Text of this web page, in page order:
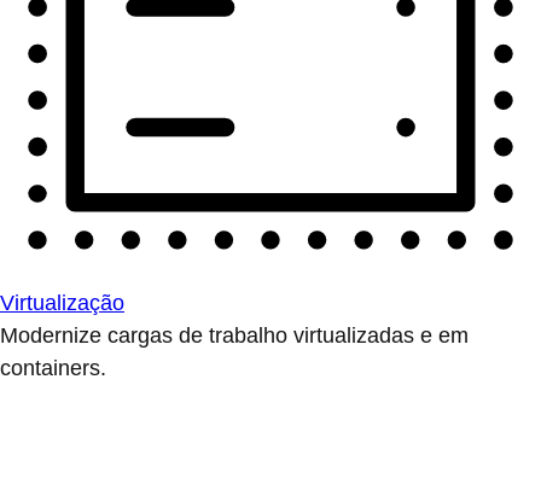
Virtualização
Modernize cargas de trabalho virtualizadas e em
containers.